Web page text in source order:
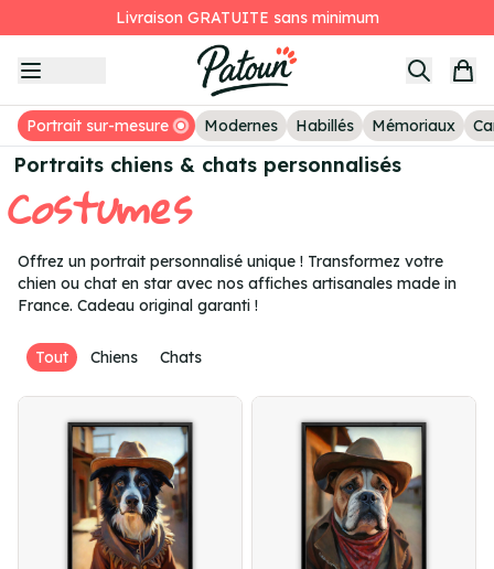
Le deuxième tableau à -25%
Avis clients
of
Portrait sur-mesure Modernes Habillés Mémoriaux
2h 41min 50spour recevoir une proposition demain
Portraits chiens & chats personnalisés
Costumes
Offrez un portrait personnalisé unique ! Transformez votre
chien ou chat en star avec nos affiches artisanales made in
France. Cadeau original garanti !
Tout Chiens Chats